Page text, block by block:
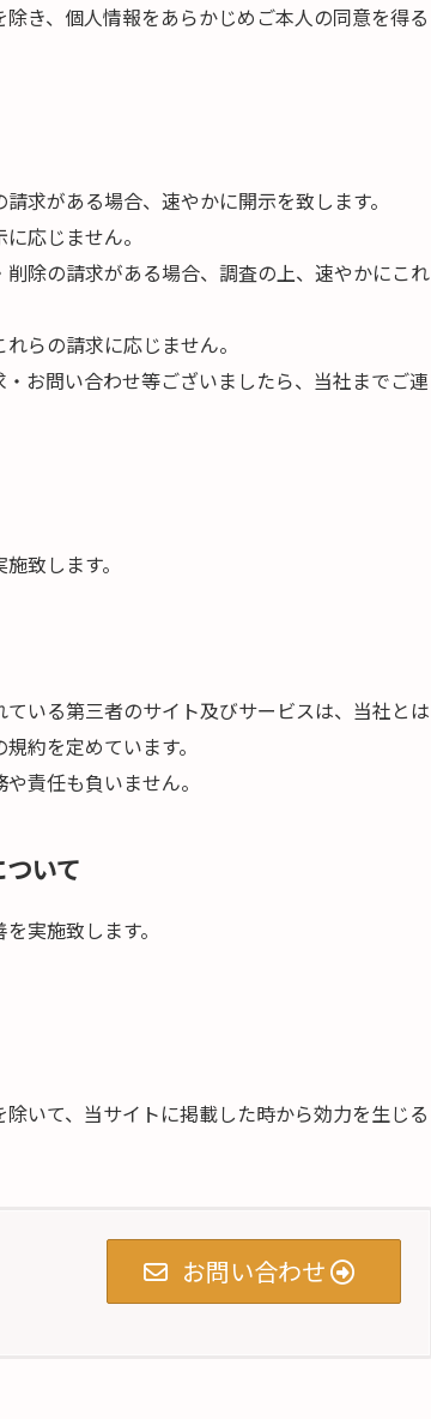
き、個人情報をあらかじめご本人の同意を得る
求がある場合、速やかに開示を致します。
応じません。
除の請求がある場合、調査の上、速やかにこれ
らの請求に応じません。
お問い合わせ等ございましたら、当社までご連
致します。
いる第三者のサイト及びサービスは、当社とは
約を定めています。
責任も負いません。
いて
実施致します。
いて、当サイトに掲載した時から効力を生じる
お問い合わせ